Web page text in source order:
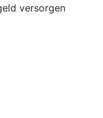
versorgen